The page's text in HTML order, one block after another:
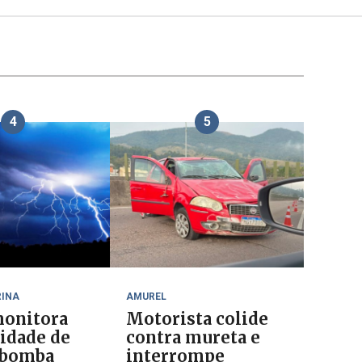
4
de
5
AMUREL
Motorista colide
contra mureta e
interrompe